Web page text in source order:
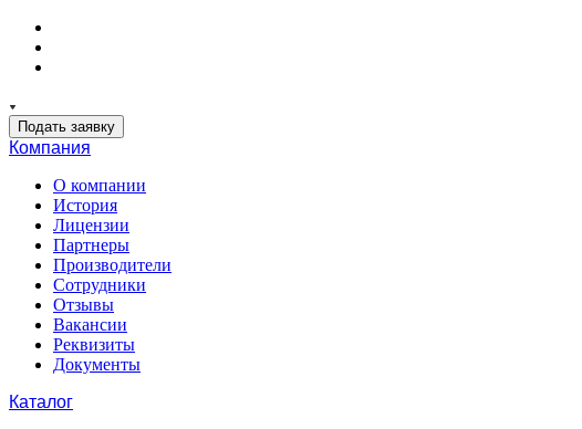
Подать заявку
Компания
О компании
История
Лицензии
Партнеры
Производители
Сотрудники
Отзывы
Вакансии
Реквизиты
Документы
Каталог